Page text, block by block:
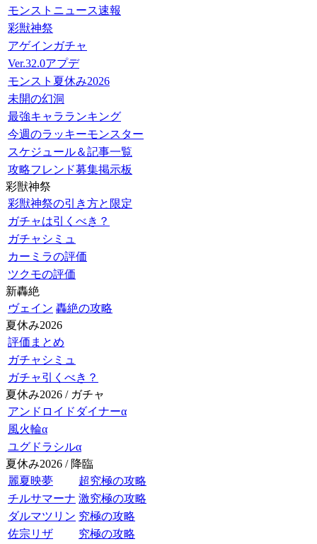
モンストニュース速報
彩獣神祭
アゲインガチャ
Ver.32.0アプデ
モンスト夏休み2026
未開の幻洞
最強キャラランキング
今週のラッキーモンスター
スケジュール＆記事一覧
攻略フレンド募集掲示板
彩獣神祭
彩獣神祭の引き方と限定
ガチャは引くべき？
ガチャシミュ
カーミラの評価
ツクモの評価
新轟絶
ヴェイン 轟絶の攻略
夏休み2026
評価まとめ
ガチャシミュ
ガチャ引くべき？
夏休み2026 / ガチャ
アンドロイドダイナーα
風火輪α
ユグドラシルα
夏休み2026 / 降臨
麗夏映夢
超究極の攻略
チルサマーナ 激究極の攻略
ダルマツリン 究極の攻略
佐宗リザ
究極の攻略